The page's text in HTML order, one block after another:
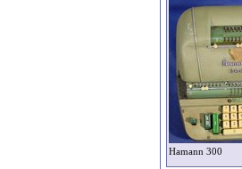
Hamann 300